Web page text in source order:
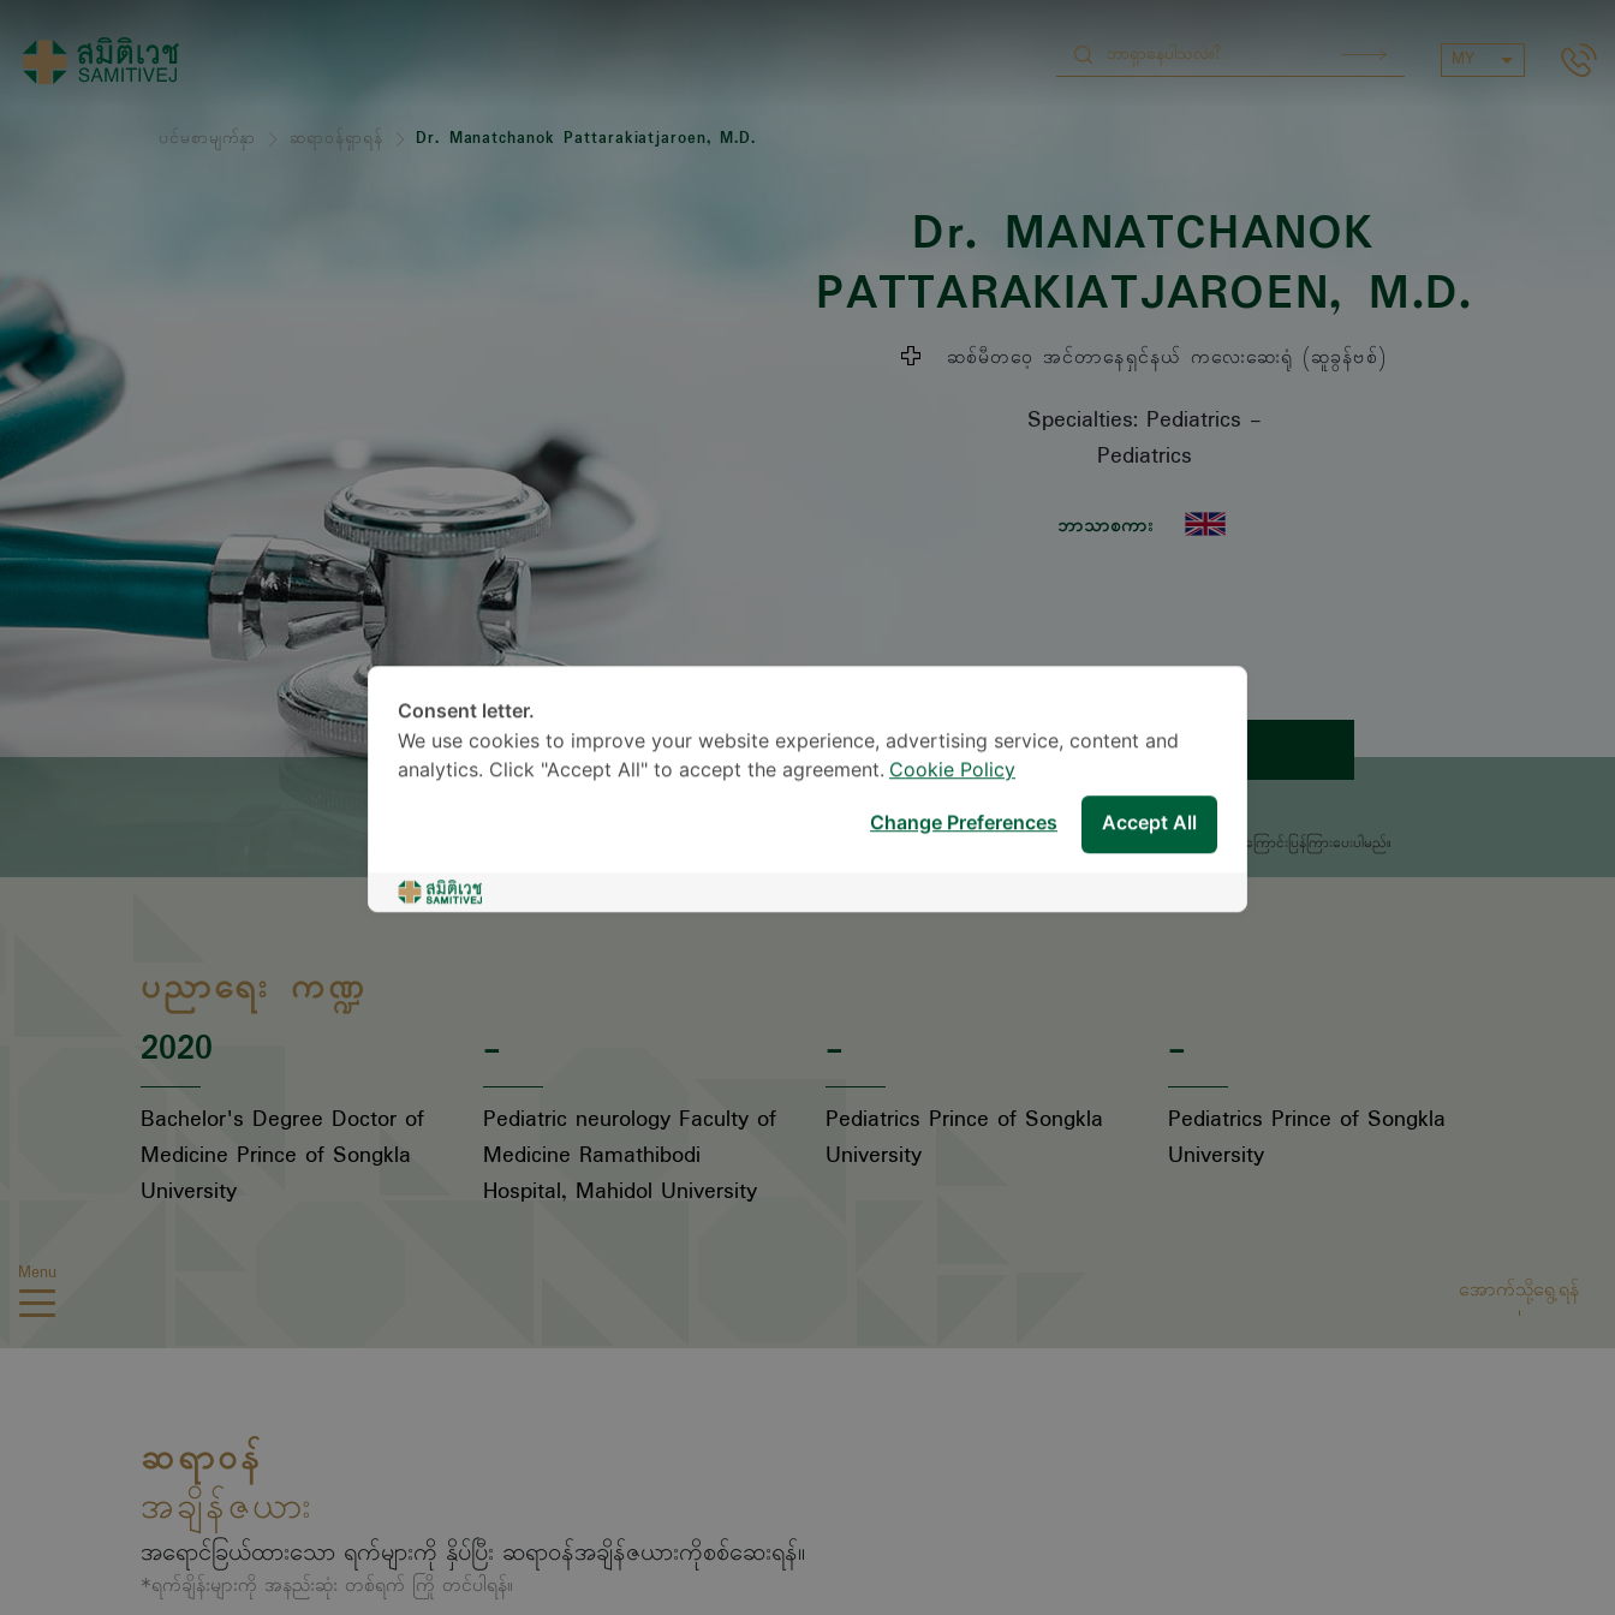
MY
Menu
ပင်မစာမျက်နှာ ဆရာဝန်ရှာရန် Dr. Manatchanok Pattarakiatjaroen, M.D.
Dr. MANATCHANOK
PATTARAKIATJAROEN, M.D.
ဆစ်မီတဝေ့ အင်တာနေရှင်နယ် ကလေးဆေးရုံ (ဆူခွန်ဗစ်)
Specialties: Pediatrics -
Pediatrics
ဘာသာစကား
ရက်ချိန်းယူရန်
မေးစရာရှိရင် မေးခဲ့ပါ။
* လူကြီးမင်း၏ စုံစမ်းမေးမြန်းမှုကိုလူနာအထောက်အကူပြုဌာနမှ အကြောင်းပြန်ကြားပေးပါမည်။
ပညာရေး ကဏ္ဍ
2020
Bachelor's Degree Doctor of
Medicine Prince of Songkla
University
-
Pediatric neurology Faculty of
Medicine Ramathibodi
Hospital, Mahidol University
-
Pediatrics Prince of Songkla
University
-
Pediatrics Prince of Songkla
University
ဆရာဝန်
အချိန်ဇယား
အရောင်ခြယ်ထားသော ရက်များကို နှိပ်ပြီး ဆရာဝန်အချိန်ဇယားကိုစစ်ဆေးရန်။
*ရက်ချိန်းများကို အနည်းဆုံး တစ်ရက် ကြို တင်ပါရန်။
အောက်သို့ရွေ့ရန်
Consent letter.
We use cookies to improve your website experience, advertising service, content and
analytics. Click "Accept All" to accept the agreement. Cookie Policy
Accept All
Change Preferences